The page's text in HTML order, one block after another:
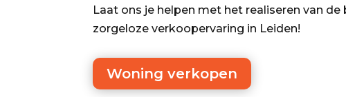
Laat ons je helpen met het realiseren van
zorgeloze verkoopervaring in Leiden!
Woning verkopen